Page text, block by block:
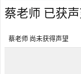
蔡老师 已获
蔡老师 尚未获得声望